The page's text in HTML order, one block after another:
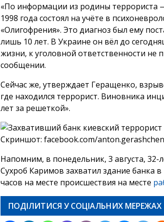
«По информации из родины террориста
1998 года состоял на учёте в
«Олигофрения». Это диагноз был ему
лишь 10 лет. В Украине он вёл до
жизни, к уголовной ответственности не
сообщении.
Сейчас же, утверждает Геращенко,
где находился террорист. Виновника
лет за решеткой».
Напомним, в понедельник, 3 августа, 32-
Сухроб Каримов захватил здание банка
часов на месте происшествия на месте
ПОДІЛИТИСЯ У СОЦІАЛЬНИХ МЕРЕЖАХ